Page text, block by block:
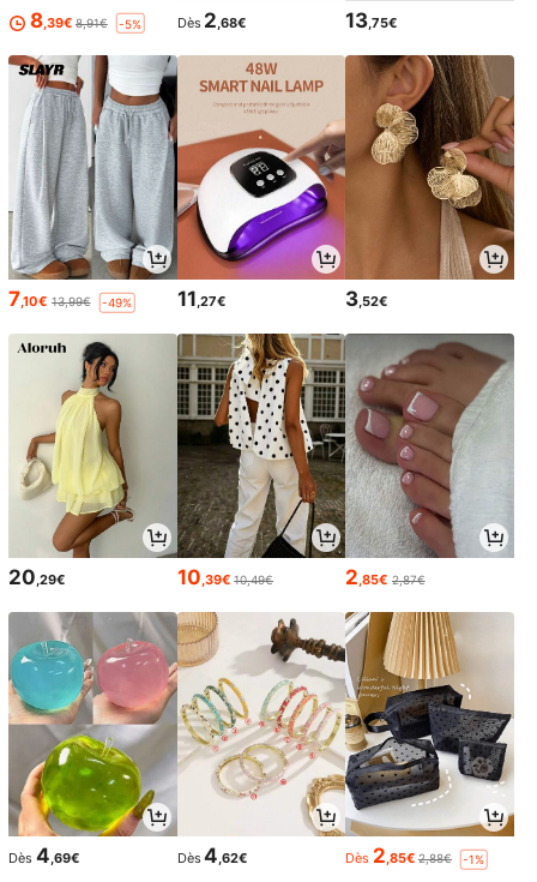
8,39€ 8,91€ -5% Dès 2 ,68€ 13 ,75€
7,10€ 13,99€ -49% 11,27€ 3,52€
20,29€ 10,39€ 10,49€ 2,85€ 2,87€
Dès 4,69€ Dès 4,62€ Dès 2,85€ 2,88€ -1%